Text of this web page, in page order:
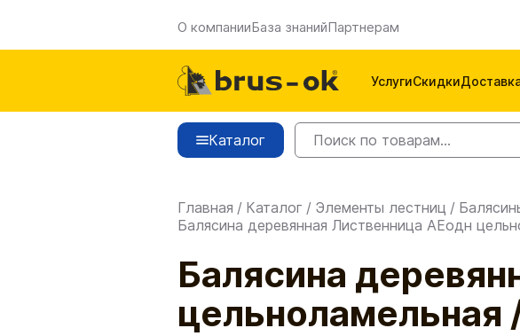
О компанииБаза знанийПартнерам
УслугиСкидки
Каталог
Главная / Каталог / Элементы лестниц /
Балясина деревянная Лиственница АЕодн
Балясина